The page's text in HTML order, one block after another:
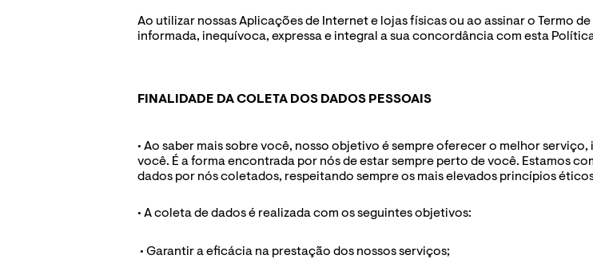
Ao utilizar nossas Aplicações de Internet e lojas físicas ou ao assinar o Termo
informada, inequívoca, expressa e integral a sua concordância com esta
FINALIDADE DA COLETA DOS DADOS PESSOAIS
• Ao saber mais sobre você, nosso objetivo é sempre oferecer o melhor
você. É a forma encontrada por nós de estar sempre perto de você. Estamos
dados por nós coletados, respeitando sempre os mais elevados princípios
• A coleta de dados é realizada com os seguintes objetivos:
• Garantir a eficácia na prestação dos nossos serviços;